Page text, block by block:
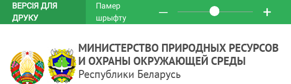
ВЕРСІЯ ДЛЯ
ДРУКУ
Памер
шрыфту
─ +